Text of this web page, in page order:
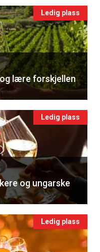
Ledig plass
lære forskjellen
Ledig plass
og ungarske
Ledig plass